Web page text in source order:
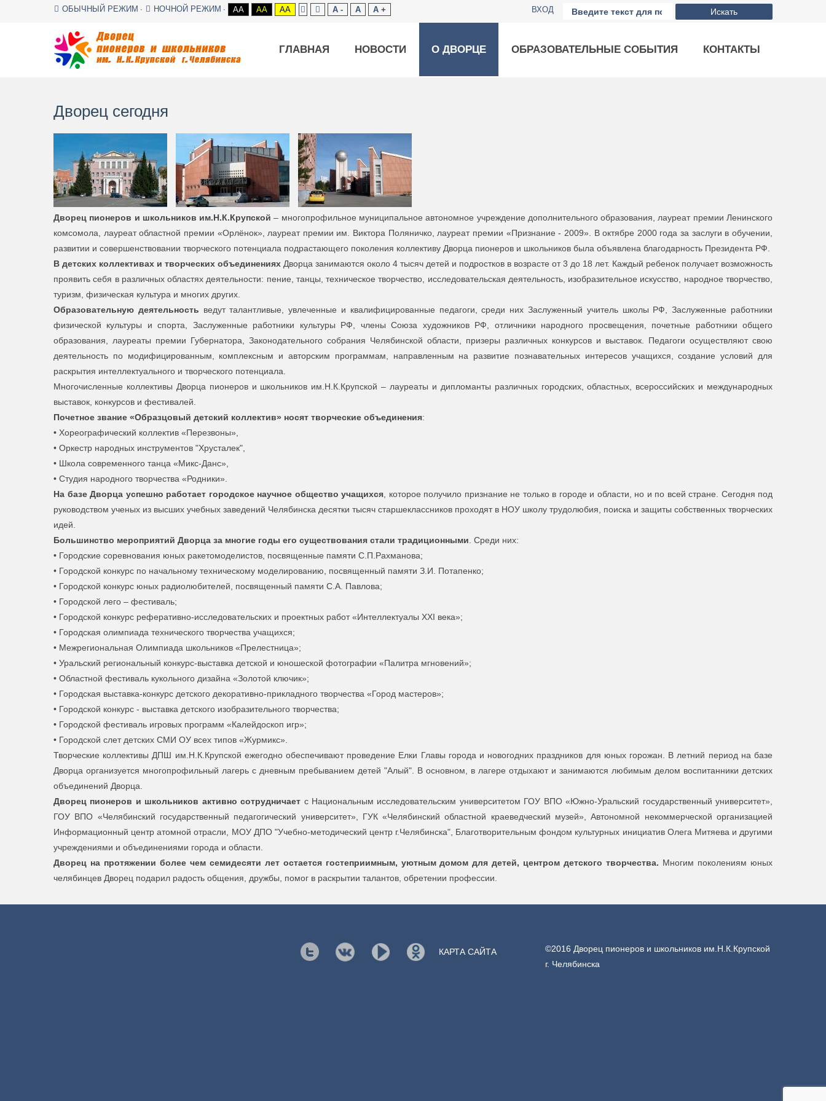
ОБЫЧНЫЙ РЕЖИМ НОЧНОЙ РЕЖИМ AA AA AA A - A A + Искать
ВХОД
ГЛАВНАЯ НОВОСТИ О ДВОРЦЕ ОБРАЗОВАТЕЛЬНЫЕ СОБЫТИЯ КОНТАКТЫ
Дворец сегодня
Дворец пионеров и школьников им.Н.К.Крупской – многопрофильное муниципальное автономное учреждение дополнительного образования, лауреат премии Ленинского
комсомола, лауреат областной премии «Орлёнок», лауреат премии им. Виктора Поляничко, лауреат премии «Признание - 2009». В октябре 2000 года за заслуги в обучении,
развитии и совершенствовании творческого потенциала подрастающего поколения коллективу Дворца пионеров и школьников была объявлена благодарность Президента РФ.
В детских коллективах и творческих объединениях Дворца занимаются около 4 тысяч детей и подростков в возрасте от 3 до 18 лет. Каждый ребенок получает возможность
проявить себя в различных областях деятельности: пение, танцы, техническое творчество, исследовательская деятельность, изобразительное искусство, народное творчество,
туризм, физическая культура и многих других.
Образовательную деятельность ведут талантливые, увлеченные и квалифицированные педагоги, среди них Заслуженный учитель школы РФ, Заслуженные работники
физической культуры и спорта, Заслуженные работники культуры РФ, члены Союза художников РФ, отличники народного просвещения, почетные работники общего
образования, лауреаты премии Губернатора, Законодательного собрания Челябинской области, призеры различных конкурсов и выставок. Педагоги осуществляют свою
деятельность по модифицированным, комплексным и авторским программам, направленным на развитие познавательных интересов учащихся, создание условий для
раскрытия интеллектуального и творческого потенциала.
Многочисленные коллективы Дворца пионеров и школьников им.Н.К.Крупской – лауреаты и дипломанты различных городских, областных, всероссийских и международных
выставок, конкурсов и фестивалей.
Почетное звание «Образцовый детский коллектив» носят творческие объединения:
• Хореографический коллектив «Перезвоны»,
• Оркестр народных инструментов "Хрусталек",
• Школа современного танца «Микс-Данс»,
• Студия народного творчества «Родники».
На базе Дворца успешно работает городское научное общество учащихся , которое получило признание не только в городе и области, но и по всей стране. Сегодня под
руководством ученых из высших учебных заведений Челябинска десятки тысяч старшеклассников проходят в НОУ школу трудолюбия, поиска и защиты собственных творческих
идей.
Большинство мероприятий Дворца за многие годы его существования стали традиционными . Среди них:
• Городские соревнования юных ракетомоделистов, посвященные памяти С.П.Рахманова;
• Городской конкурс по начальному техническому моделированию, посвященный памяти З.И. Потапенко;
• Городской конкурс юных радиолюбителей, посвященный памяти С.А. Павлова;
• Городской лего – фестиваль;
• Городской конкурс реферативно-исследовательских и проектных работ «Интеллектуалы ХХI века»;
• Городская олимпиада технического творчества учащихся;
• Межрегиональная Олимпиада школьников «Прелестница»;
• Уральский региональный конкурс-выставка детской и юношеской фотографии «Палитра мгновений»;
• Областной фестиваль кукольного дизайна «Золотой ключик»;
• Городская выставка-конкурс детского декоративно-прикладного творчества «Город мастеров»;
• Городской конкурс - выставка детского изобразительного творчества;
• Городской фестиваль игровых программ «Калейдоскоп игр»;
• Городской слет детских СМИ ОУ всех типов «Журмикс».
Творческие коллективы ДПШ им.Н.К.Крупской ежегодно обеспечивают проведение Елки Главы города и новогодних праздников для юных горожан. В летний период на базе
Дворца организуется многопрофильный лагерь с дневным пребыванием детей "Алый". В основном, в лагере отдыхают и занимаются любимым делом воспитанники детских
объединений Дворца.
Дворец пионеров и школьников активно сотрудничает с Национальным исследовательским университетом ГОУ ВПО «Южно-Уральский государственный университет»,
ГОУ ВПО «Челябинский государственный педагогический университет», ГУК «Челябинский областной краеведческий музей», Автономной некоммерческой организацией
Информационный центр атомной отрасли, МОУ ДПО "Учебно-методический центр г.Челябинска", Благотворительным фондом культурных инициатив Олега Митяева и другими
учреждениями и объединениями города и области.
Дворец на протяжении более чем семидесяти лет остается гостеприимным, уютным домом для детей, центром детского творчества. Многим поколениям юных
челябинцев Дворец подарил радость общения, дружбы, помог в раскрытии талантов, обретении профессии.
КАРТА САЙТА
©2016 Дворец пионеров и школьников им.Н.К.Крупской
г. Челябинска